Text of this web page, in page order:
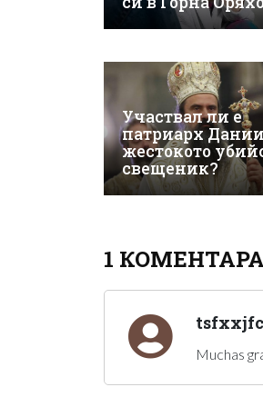
Участвал ли е
патриарх
жестокото
свещеник?
1 КОМЕНТАРА
Muchas